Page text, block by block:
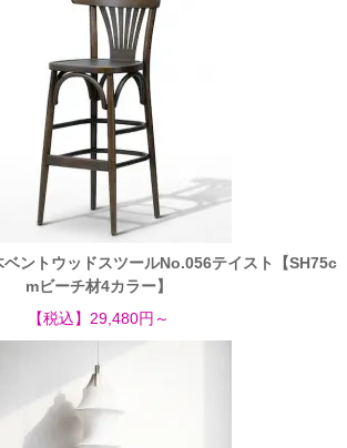
ントウッドスツールNo.056テイスト【SH75c
mビーチ材4カラー】
【税込】29,480円～